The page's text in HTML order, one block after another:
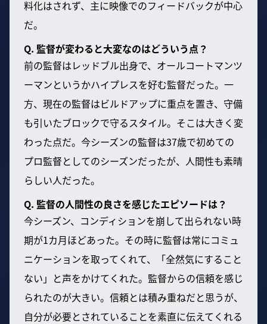
料化はされず、主に映像でのフィードバックが中心
だ。
Q. 監督が変わると大変なのはどういう点？
前の監督はレッドブル出身で、オールコートマンツ
ーマンというかハイプレスを好む監督だった。一
方、現在の監督はビルドアップに重点を置き、守備
も引いたブロックで守るスタイル。そこは大きく変
わった点だ。今シーズンの監督は37歳で初めての
プロ監督としてのシーズンだったが、人間性も素晴
らしい人だった。
Q. 監督の人間性の良さを感じたエピソードは？
今シーズン、コンディションを崩して出られない時
期が1カ月ほどあった。その時に監督は常にコミュ
ニケーションを取ってくれて、「全然気にすること
ない」と声をかけてくれた。監督からの信頼を感じ
られたのが大きい。信頼とは積み重ねだと思うが、
自分が必要とされていることを素直に伝えてくれる